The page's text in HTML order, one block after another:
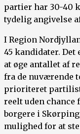
partier har 30-40
tydelig angivelse
I Region
45 kandidater.
at øge antallet af
fra de nuværende
prioriteret
reelt uden chance
borgere i
mulighed for at